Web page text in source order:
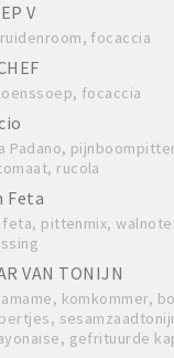
V
focaccia
focaccia
Padano,
rucola
Feta
pittenmix,
VAN TONIJN
komkommer,
gefrituurde